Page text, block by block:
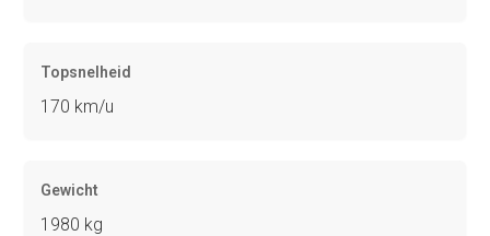
Topsnelheid
170 km/u
Gewicht
1980 kg